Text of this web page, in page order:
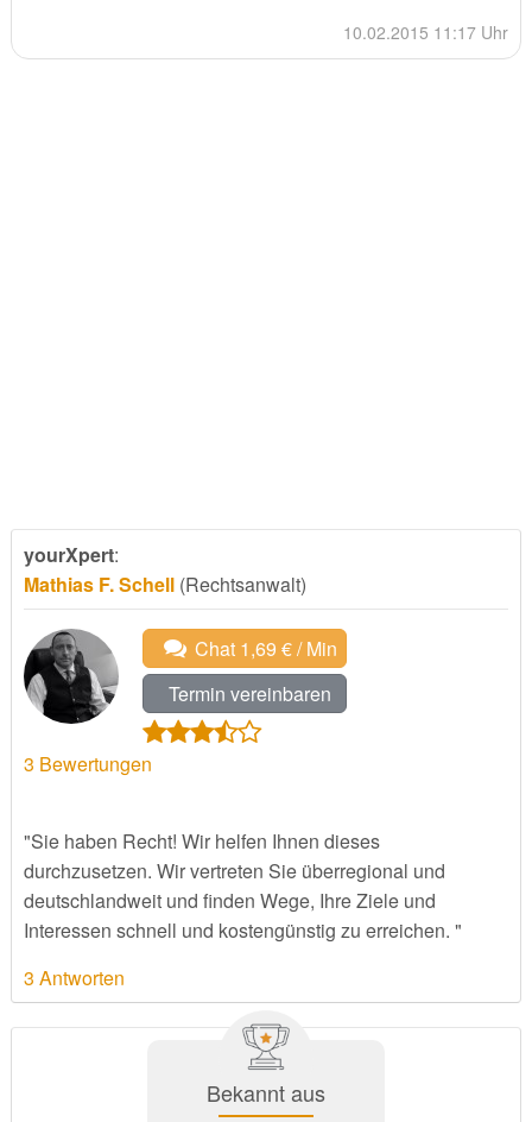
10.02.2015 11:17 Uhr
yourXpert:
Mathias F. Schell(Rechtsanwalt)
Chat 1,69 € / Min
Termin vereinbaren
3 Bewertungen
"Sie haben Recht! Wir helfen Ihnen dieses
durchzusetzen. Wir vertreten Sie überregional und
deutschlandweit und finden Wege, Ihre Ziele und
Interessen schnell und kostengünstig zu erreichen. "
3 Antworten
Bekannt aus